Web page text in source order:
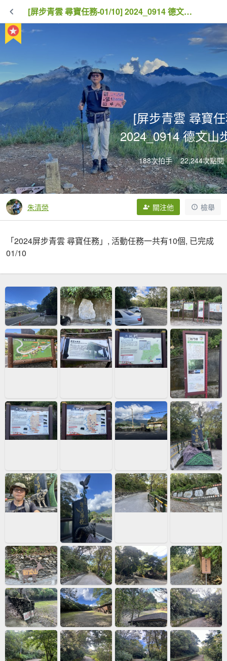
[屏步青雲 尋寶任務-01/10] 2024_0914 德文山步道(觀望山)
[屏步青雲 尋寶
2024_0914 德文山
188次拍手 22,244次點閱
朱清榮 關注他 檢舉
「2024屏步青雲 尋寶任務」, 活動任務一共有10個, 已完成
01/10